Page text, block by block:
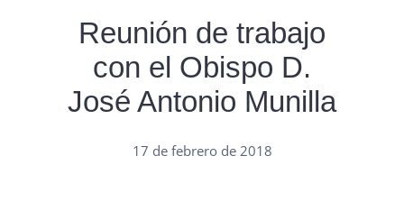
Reunión de trabajo
con el Obispo D.
José Antonio Munilla
17 de febrero de 2018